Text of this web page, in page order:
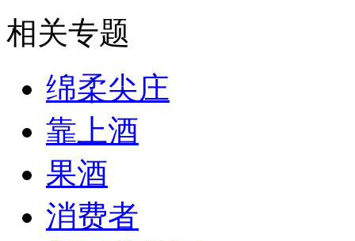
相关专题
绵柔尖庄
靠上酒
果酒
消费者